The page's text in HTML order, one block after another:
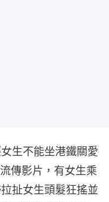
生不能坐港鐵關愛
傳影片，有女生乘
扯女生頭髮狂搖並